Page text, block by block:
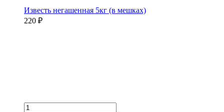
Известь негашенная 5кг (в мешках)
220 ₽